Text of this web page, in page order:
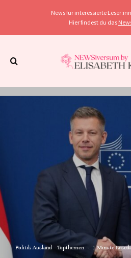
News für interessierte
Hier findest du das
Politik Ausland Topthemen · 1 Minute